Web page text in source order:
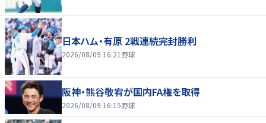
日本ハム・有原 2戦連続完封勝利
2026/08/09 16:21 野球
阪神・熊谷敬宥が国内FA権を取得
2026/08/09 16:15野球